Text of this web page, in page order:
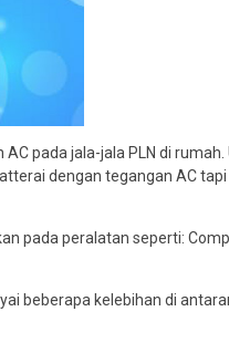
pada jala-jala PLN di rumah.
dengan tegangan AC
pada peralatan seperti:
beberapa kelebihan di